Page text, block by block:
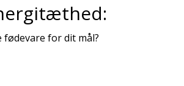
fødevare for dit mål?